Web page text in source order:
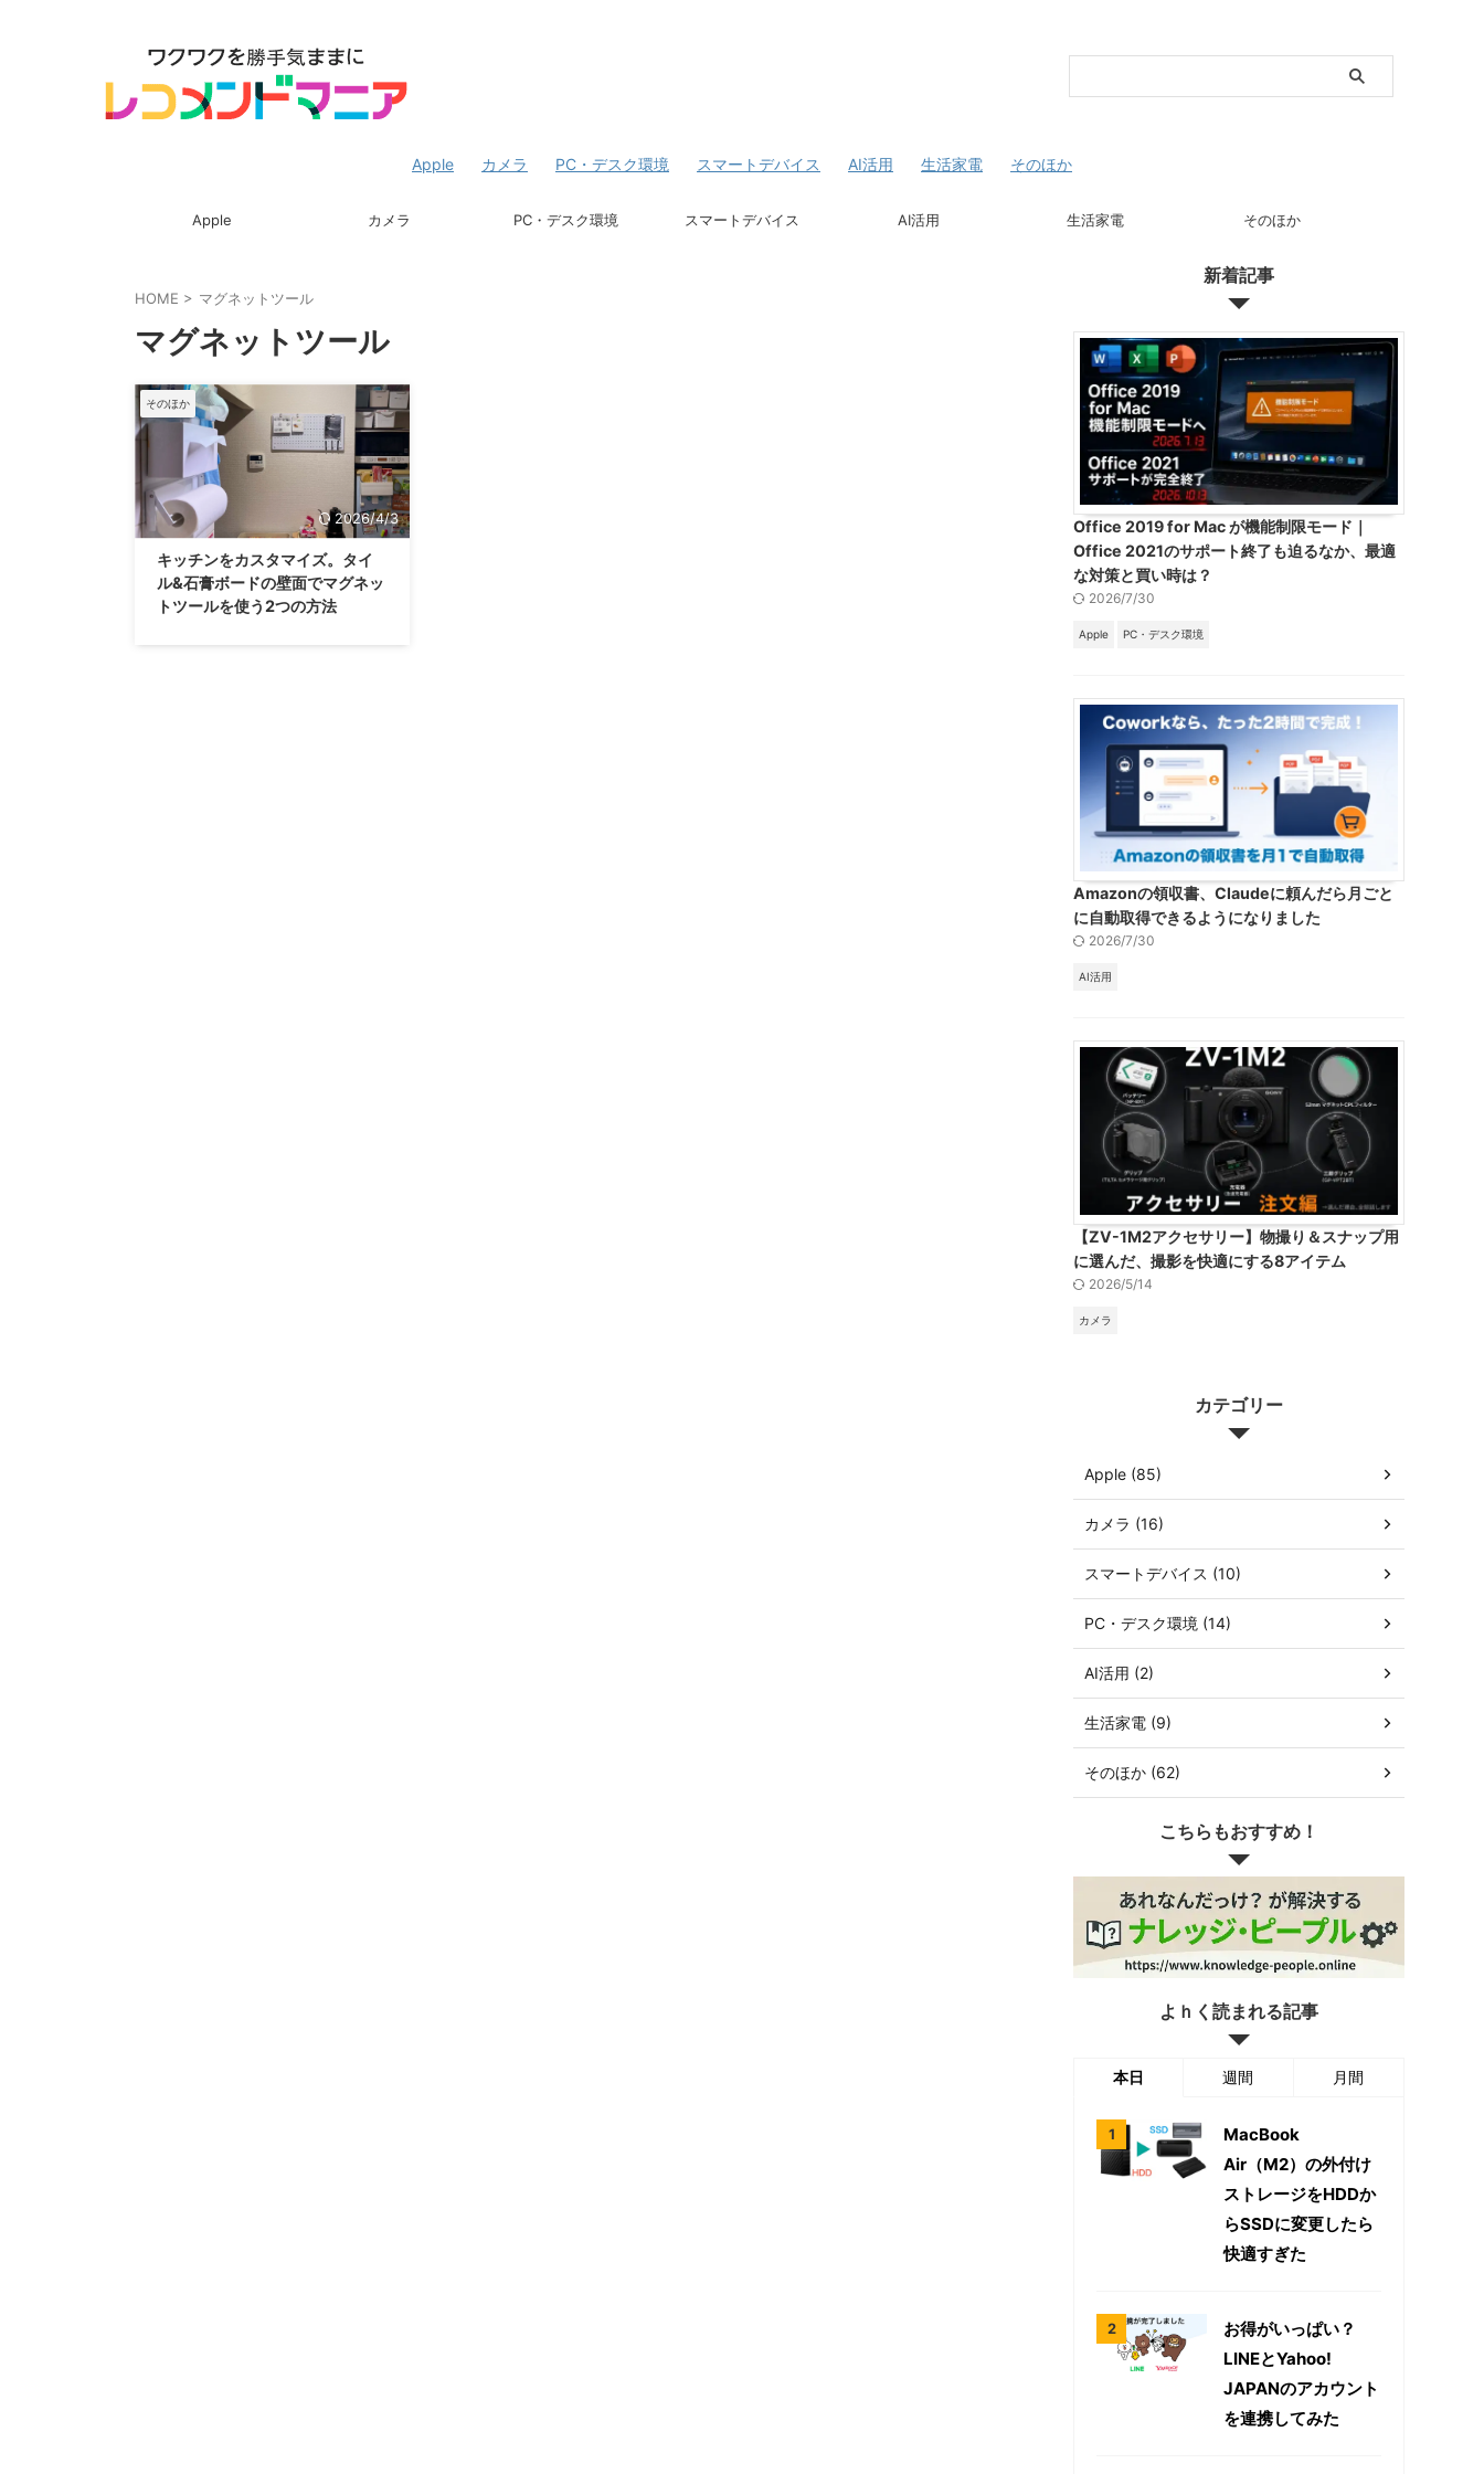
Apple カメラ PC・デスク環境 スマートデバイス AI活用 生活家電 そのほか
Apple カメラ PC・デスク環境 スマートデバイス AI活用 生活家電 そのほか
HOME > マグネットツール
マグネットツール
そのほか
2026/4/3
キッチンをカスタマイズ。タイ
ル&石膏ボードの壁面でマグネッ
トツールを使う2つの方法
新着記事
Office 2019 for Mac が機能制限モード｜
Office 2021のサポート終了も迫るなか、最適
な対策と買い時は？
2026/7/30
Apple PC・デスク環境
Amazonの領収書、Claudeに頼んだら月ごと
に自動取得できるようになりました
2026/7/30
AI活用
【ZV-1M2アクセサリー】物撮り＆スナップ用
に選んだ、撮影を快適にする8アイテム
2026/5/14
カメラ
カテゴリー
Apple (85)
カメラ (16)
スマートデバイス (10)
PC・デスク環境 (14)
AI活用 (2)
生活家電 (9)
そのほか (62)
こちらもおすすめ！
よｈく読まれる記事
本日 週間 月間
MacBook
Air（M2）の外付け
ストレージをHDDか
らSSDに変更したら
快適すぎた
お得がいっぱい？
LINEとYahoo!
JAPANのアカウント
を連携してみた